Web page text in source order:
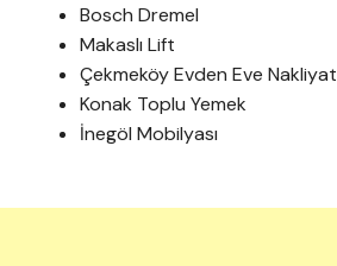
Bosch Dremel
Makaslı Lift
Çekmeköy Evden Eve Nakliyat
Konak Toplu Yemek
İnegöl Mobilyası